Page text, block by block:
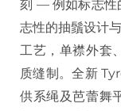
刻 — 例如标志性
志性的抽鬚设计
工艺，单襟外套
质缝制。全新
供系绳及芭蕾舞